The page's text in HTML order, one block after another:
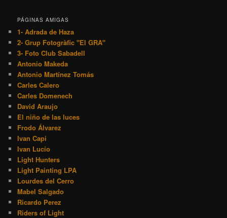
PÁGINAS AMIGAS
1- Adrada de Haza
2- Grup Fotogràfic "El GRA"
3- Foto Club Sabadell
Antonio Makeda
Antonio Martínez Tomás
Carles Calero
Carles Domenech
David Araujo
El niño de las luces
Frodo Álvarez
Ivan Capi
Ivan Lucío
Light Hunters
Light Painting LPA
Lourdes del Cerro
Mabel Salgado
Ricardo Perez
Riders of Light